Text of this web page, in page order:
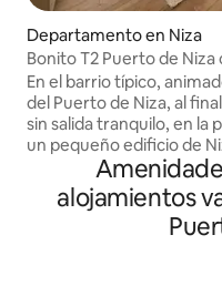
Departamento en Niza
Bonito T2 Puerto de
En el barrio típico,
del Puerto de Niza, al
sin salida tranquilo, en la
un pequeño edificio de
disfrutar de este
de 2 habitaciones de 35
en 2024. A 2 pasos de la vivienda
encontrará un servicio
alojamientos